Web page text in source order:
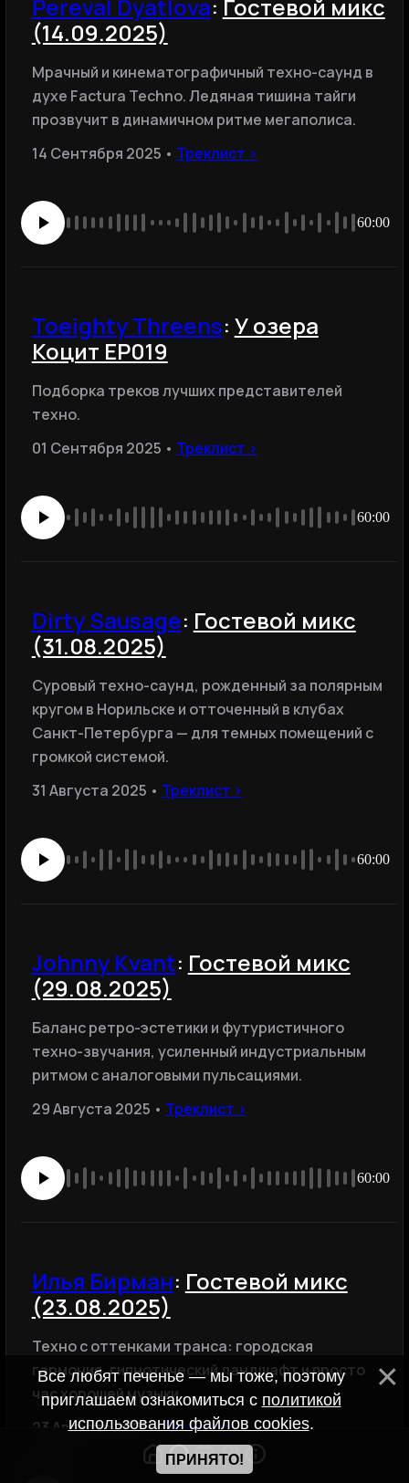
Pereval Dyatlova: Гостевой микс
(14.09.2025)
Мрачный и кинематографичный техно-саунд в
духе Factura Techno. Ледяная тишина тайги
прозвучит в динамичном ритме мегаполиса.
14 Сентября 2025 • Треклист ›
60:00
Toeighty Threens: У озера
Коцит EP019
Подборка треков лучших представителей
техно.
01 Сентября 2025 • Треклист ›
60:00
Dirty Sausage: Гостевой микс
(31.08.2025)
Cуровый техно-саунд, рожденный за полярным
кругом в Норильске и отточенный в клубах
Санкт-Петербурга — для темных помещений с
громкой системой.
31 Августа 2025 • Треклист ›
60:00
Johnny Kvant: Гостевой микс
(29.08.2025)
Баланс ретро-эстетики и футуристичного
техно-звучания, усиленный индустриальным
ритмом с аналоговыми пульсациями.
29 Августа 2025 • Треклист ›
60:00
Илья Бирман: Гостевой микс
(23.08.2025)
Техно с оттенками транса: городская
гармония, гипнотический ландшафт и просто
час хорошей музыки.
23 Августа 2025 •Треклист ›
Все любят печенье — мы тоже, поэтому
приглашаем ознакомиться с политикой
использования файлов cookies.
ПРИНЯТО!